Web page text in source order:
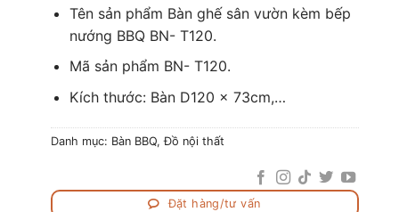
Tên sản phẩm Bàn ghế sân vườn kèm bếp
nướng BBQ BN- T120.
Mã sản phẩm BN- T120.
Kích thước: Bàn D120 x 73cm,…
Danh mục: Bàn BBQ,Đồ nội thất
Đặt hàng/tư vấn